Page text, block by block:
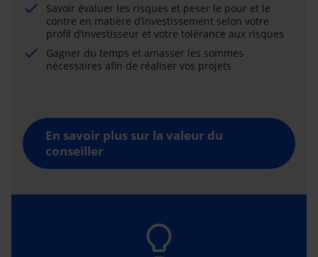
Savoir évaluer les risques et peser le pour et le
contre en matière d’investissement selon votre
profil d’investisseur et votre tolérance aux risques
Gagner du temps et amasser les sommes
nécessaires afin de réaliser vos projets
En savoir plus sur la valeur du
conseiller